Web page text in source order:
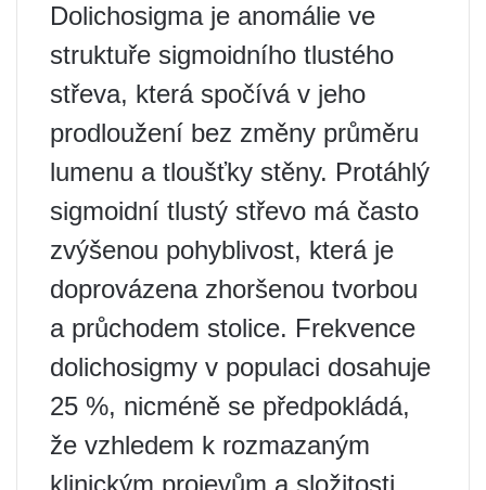
Dolichosigma je anomálie ve
struktuře sigmoidního tlustého
střeva, která spočívá v jeho
prodloužení bez změny průměru
lumenu a tloušťky stěny. Protáhlý
sigmoidní tlustý střevo má často
zvýšenou pohyblivost, která je
doprovázena zhoršenou tvorbou
a průchodem stolice. Frekvence
dolichosigmy v populaci dosahuje
25 %, nicméně se předpokládá,
že vzhledem k rozmazaným
klinickým projevům a složitosti